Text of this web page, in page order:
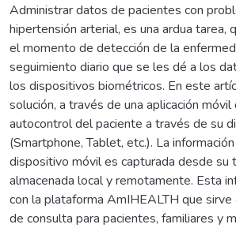
Administrar datos de pacientes con
hipertensión arterial, es una ardua tarea,
el momento de detección de la
seguimiento diario que se les dé a los
los dispositivos biométricos. En este
solución, a través de una aplicación
autocontrol del paciente a través de su
(Smartphone, Tablet, etc.). La
dispositivo móvil es capturada desde su
almacenada local y remotamente. Esta
con la plataforma AmIHEALTH que sirve
de consulta para pacientes, familiares y